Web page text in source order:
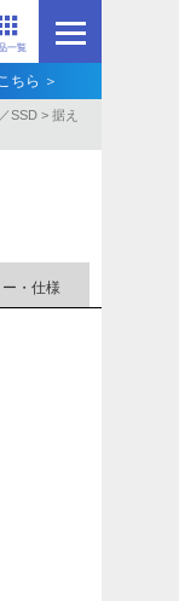
一覧
ちら ＞
SSD > 据え
・仕様